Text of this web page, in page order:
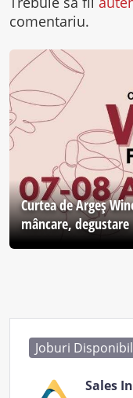
comentariu.
Curtea de Argeş
mâncare, degustare
Joburi
Sales